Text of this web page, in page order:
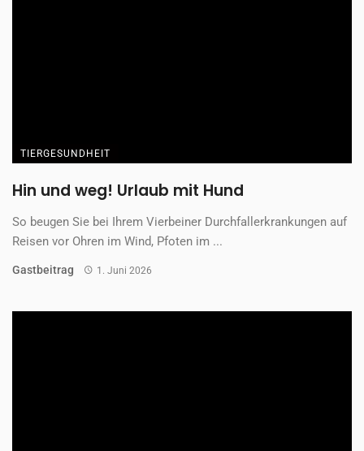
TIERGESUNDHEIT
Hin und weg! Urlaub mit Hund
So beugen Sie bei Ihrem Vierbeiner Durchfallerkrankungen auf
Reisen vor Ohren im Wind, Pfoten im ...
Gastbeitrag 1. Juni 2026